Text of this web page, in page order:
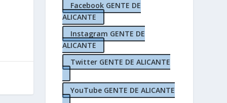
Facebook GENTE DE
ALICANTE
Instagram GENTE DE
ALICANTE
Twitter GENTE DE ALICANTE
YouTube GENTE DE ALICANTE